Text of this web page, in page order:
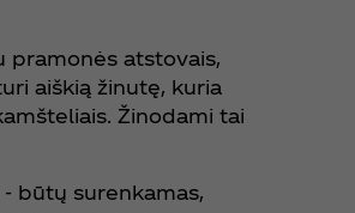
pramonės atstovais,
aiškią žinutę, kuria
Žinodami tai
būtų surenkamas,